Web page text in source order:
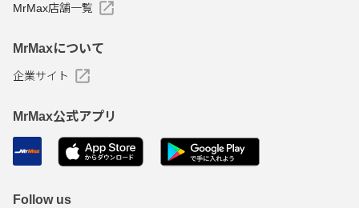
MrMax店舗一覧
MrMaxについて
企業サイト
MrMax公式アプリ
Follow us